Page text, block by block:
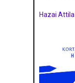
Hazai